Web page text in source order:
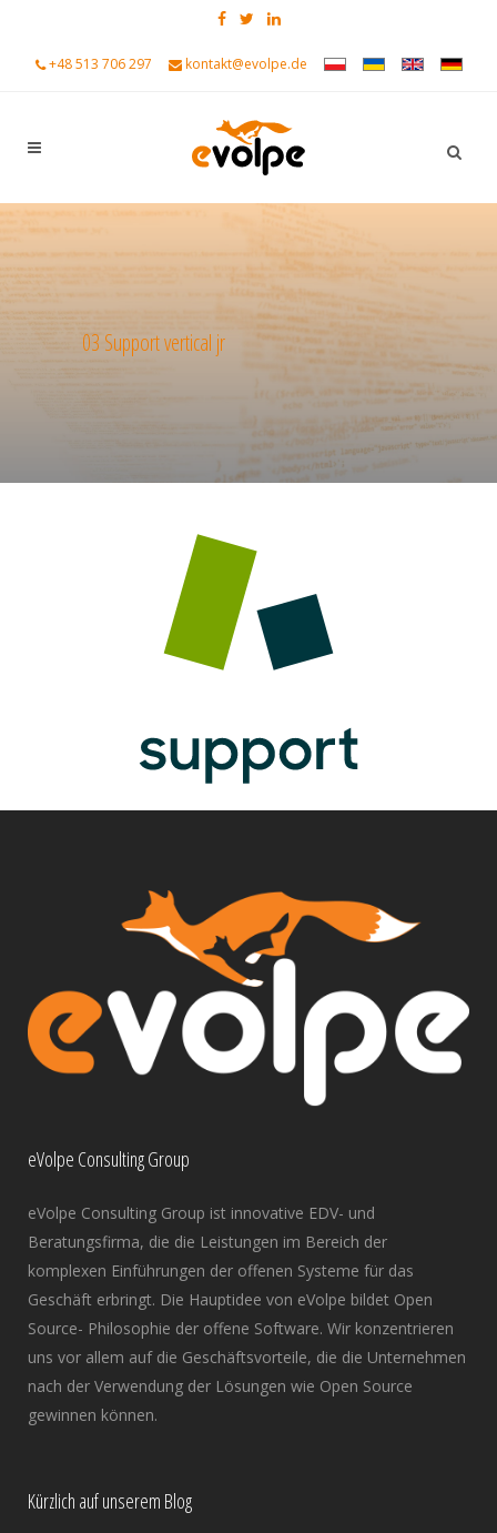
+48 513 706 297 kontakt@evolpe.de
03 Support vertical jr
eVolpe Consulting Group
eVolpe Consulting Group ist innovative EDV- und
Beratungsfirma, die die Leistungen im Bereich der
komplexen Einführungen der offenen Systeme für das
Geschäft erbringt. Die Hauptidee von eVolpe bildet Open
Source- Philosophie der offene Software. Wir konzentrieren
uns vor allem auf die Geschäftsvorteile, die die Unternehmen
nach der Verwendung der Lösungen wie Open Source
gewinnen können.
Kürzlich auf unserem Blog